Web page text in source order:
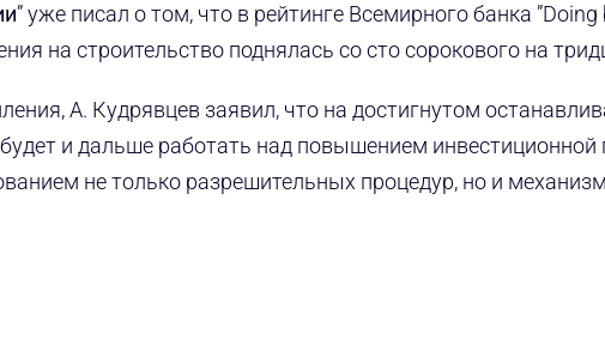
” уже писал о том, что в рейтинге Всемирного банка
на строительство поднялась со сто сорокового на
А. Кудрявцев заявил, что на достигнутом
и дальше работать над повышением инвестиционной
не только разрешительных процедур, но и